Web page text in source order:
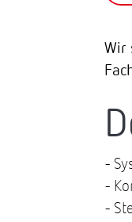
Wir
-
-
-